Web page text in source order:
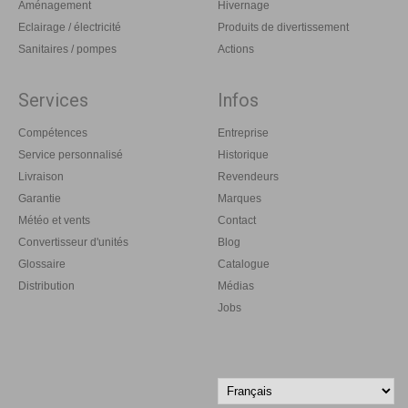
Aménagement
Eclairage / électricité
Sanitaires / pompes
Hivernage
Produits de divertissement
Actions
Services
Compétences
Service personnalisé
Livraison
Garantie
Météo et vents
Convertisseur d'unités
Glossaire
Distribution
Infos
Entreprise
Historique
Revendeurs
Marques
Contact
Blog
Catalogue
Médias
Jobs